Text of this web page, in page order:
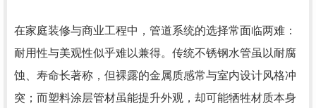
在家庭装修与商业工程中，管道系统的选择常面临两难：
耐用性与美观性似乎难以兼得。传统不锈钢水管虽以耐腐
蚀、寿命长著称，但裸露的金属质感常与室内设计风格冲
突；而塑料涂层管材虽能提升外观，却可能牺牲材质本身